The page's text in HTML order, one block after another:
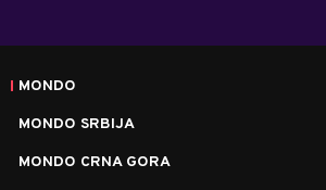
MONDO
MONDO SRBIJA
MONDO CRNA GORA